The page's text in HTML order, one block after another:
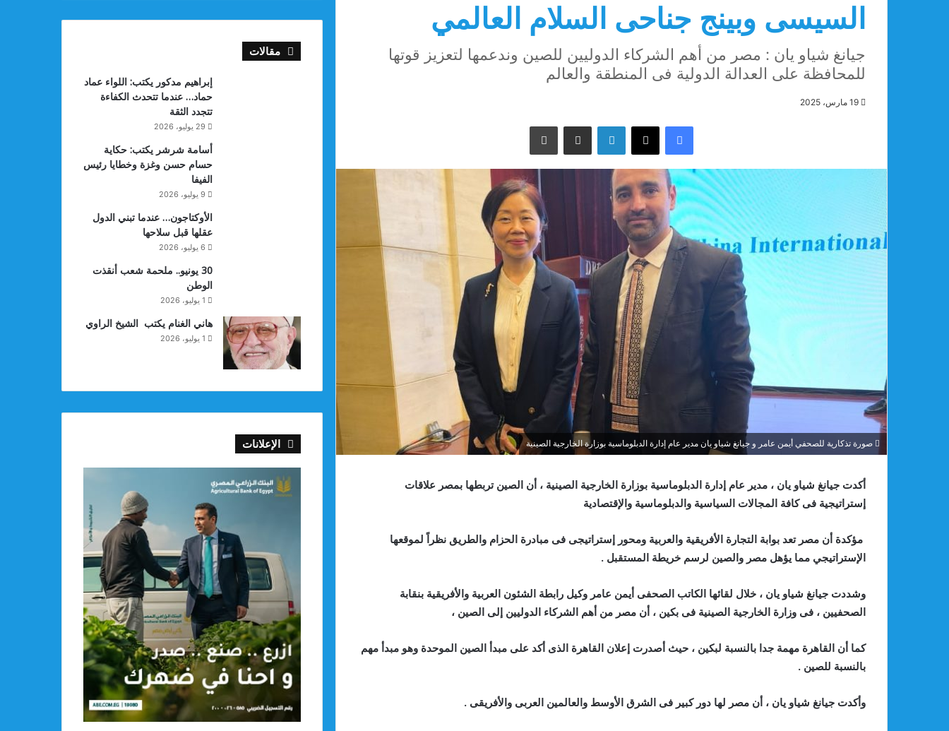
السيسى وبينج جناحى السلام العالمي
جيانغ شياو يان : مصر من أهم الشركاء الدوليين للصين وندعمها لتعزيز قوتها
للمحافظة على العدالة الدولية فى المنطقة والعالم
19 مارس، 2025
فيسبوك ‫X لينكدإن مشاركة عبر البريد طباعة
صورة تذكارية للصحفي أيمن عامر و جيانغ شياو يان مدير عام إدارة الدبلوماسية بوزارة الخارجية الصينية
أكدت جيانغ شياو يان ، مدير عام إدارة الدبلوماسية بوزارة الخارجية الصينية ، أن الصين تربطها بمصر علاقات
إستراتيجية فى كافة المجالات السياسية والدبلوماسية والإقتصادية
مؤكدة أن مصر تعد بوابة التجارة الأفريقية والعربية ومحور إستراتيجى فى مبادرة الحزام والطريق نظراً لموقعها
الإستراتيجي مما يؤهل مصر والصين لرسم خريطة المستقبل .
وشددت جيانغ شياو يان ، خلال لقائها الكاتب الصحفى أيمن عامر وكيل رابطة الشئون العربية والأفريقية بنقابة
الصحفيين ، فى وزارة الخارجية الصينية فى بكين ، أن مصر من أهم الشركاء الدوليين إلى الصين ،
كما أن القاهرة مهمة جدا بالنسبة لبكين ، حيث أصدرت إعلان القاهرة الذى أكد على مبدأ الصين الموحدة وهو مبدأ مهم
بالنسبة للصين .
وأكدت جيانغ شياو يان ، أن مصر لها دور كبير فى الشرق الأوسط والعالمين العربى والأفريقى .
مقالات
إبراهيم مدكور يكتب: اللواء عماد
حماد… عندما تتحدث الكفاءة
تتجدد الثقة
29 يوليو، 2026
أسامة شرشر يكتب: حكاية
حسام حسن وغزة وخطايا رئيس
الفيفا
9 يوليو، 2026
الأوكتاجون… عندما تبني الدول
عقلها قبل سلاحها
6 يوليو، 2026
30 يونيو.. ملحمة شعب أنقذت
الوطن
1 يوليو، 2026
هاني الغنام يكتب الشيخ الراوي
1 يوليو، 2026
الإعلانات